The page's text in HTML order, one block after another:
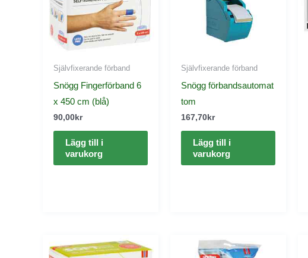
Självfixerande förband
Snögg Fingerförband 6
x 450 cm (blå)
90,00kr
Lägg till i
varukorg
Självfixerande förband
Snögg förbandsautomat
tom
167,70kr
Lägg till i
varukorg